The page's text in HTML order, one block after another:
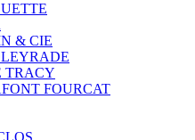
& CIE
TRACY
FOURCAT